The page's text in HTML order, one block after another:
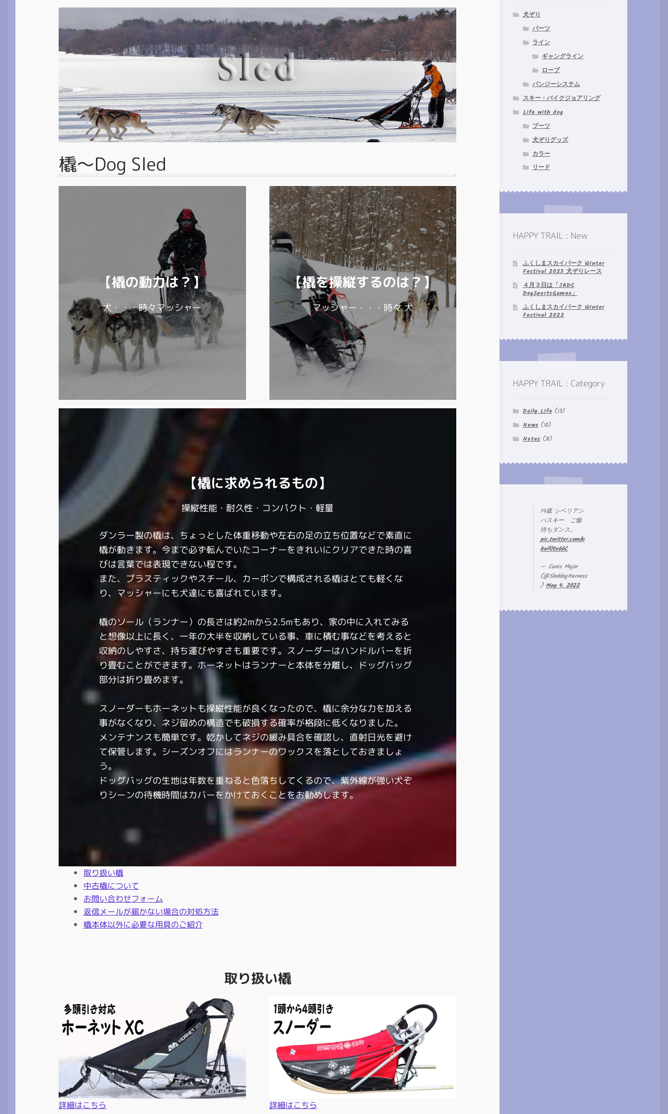
橇～Dog Sled
【橇の動力は？】
犬・・・時々マッシャー
【橇を操縦するのは？】
マッシャー・・・時々 犬
【橇に求められるもの】
操縦性能・耐久性・コンパクト・軽量
ダンラー製の橇は、ちょっとした体重移動や左右の足の立ち位置などで素直に
橇が動きます。今まで必ず転んでいたコーナーをきれいにクリアできた時の喜
びは言葉では表現できない程です。
また、プラスティックやスチール、カーボンで構成される橇はとても軽くな
り、マッシャーにも犬達にも喜ばれています。
橇のソール（ランナー）の長さは約2mから2.5mもあり、家の中に入れてみる
と想像以上に長く、一年の大半を収納している事、車に積む事などを考えると
収納のしやすさ、持ち運びやすさも重要です。スノーダーはハンドルバーを折
り畳むことができます。ホーネットはランナーと本体を分離し、ドッグバッグ
部分は折り畳めます。
スノーダーもホーネットも操縦性能が良くなったので、橇に余分な力を加える
事がなくなり、ネジ留めの構造でも破損する確率が格段に低くなりました。
メンテナンスも簡単です。乾かしてネジの緩み具合を確認し、直射日光を避け
て保管します。シーズンオフにはランナーのワックスを落としておきましょ
う。
ドッグバッグの生地は年数を重ねると色落ちしてくるので、紫外線が強い犬ぞ
りシーンの待機時間はカバーをかけておくことをお勧めします。
取り扱い橇
中古橇について
お問い合わせフォーム
返信メールが届かない場合の対処方法
橇本体以外に必要な用具のご紹介
取り扱い橇
詳細はこちら 詳細はこちら
犬ぞり
パーツ
ライン
ギャングライン
ロープ
バンジーシステム
スキー・バイクジョアリング
Life with dog
ブーツ
犬ぞりグッズ
カラー
リード
HAPPY TRAIL : New
ふくしまスカイパーク Winter
Festival 2023 犬ぞりレース
４月３日は「JADC
DogSportsGames」
ふくしまスカイパーク Winter
Festival 2022
HAPPY TRAIL : Category
Daily Life(13)
News(10)
Notes(8)
14歳 シベリアン
ハスキー ご飯
待ちダンス。
pic.twitter.com/n
bufOtx66C
— Canis Major
(@SleddogHarness
)May 4, 2022